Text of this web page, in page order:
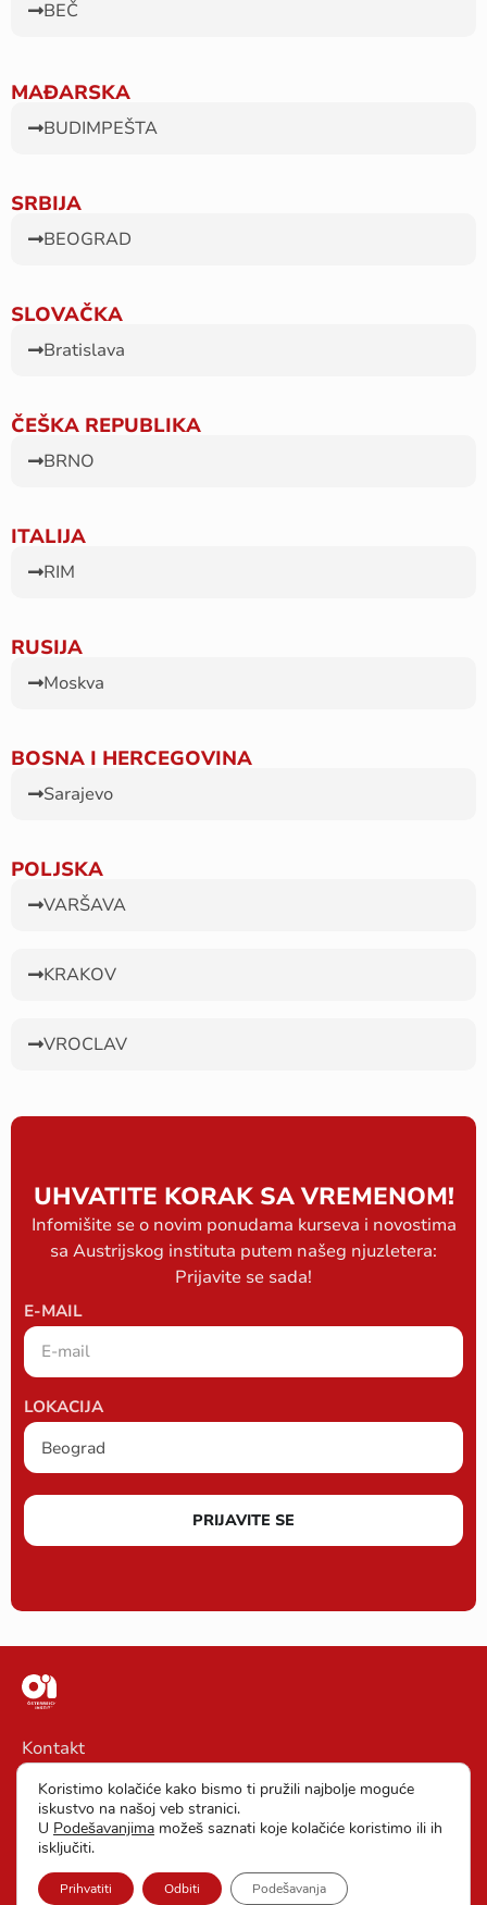
BEČ
MAĐARSKA
BUDIMPEŠTA
SRBIJA
BEOGRAD
SLOVAČKA
Bratislava
ČEŠKA REPUBLIKA
BRNO
ITALIJA
RIM
RUSIJA
Moskva
BOSNA I HERCEGOVINA
Sarajevo
POLJSKA
VARŠAVA
KRAKOV
VROCLAV
UHVATITE KORAK SA VREMENOM!
Infomišite se o novim ponudama kurseva i novostima
sa Austrijskog instituta putem našeg njuzletera:
Prijavite se sada!
E-MAIL
LOKACIJA
PRIJAVITE SE
Kontakt
Impresum
Opšti Uslovi Poslovanja
Koristimo kolačiće kako bismo ti pružili najbolje moguće
iskustvo na našoj veb stranici.
U Podešavanjima možeš saznati koje kolačiće koristimo ili ih
isključiti.
Prihvatiti Odbiti Podešavanja